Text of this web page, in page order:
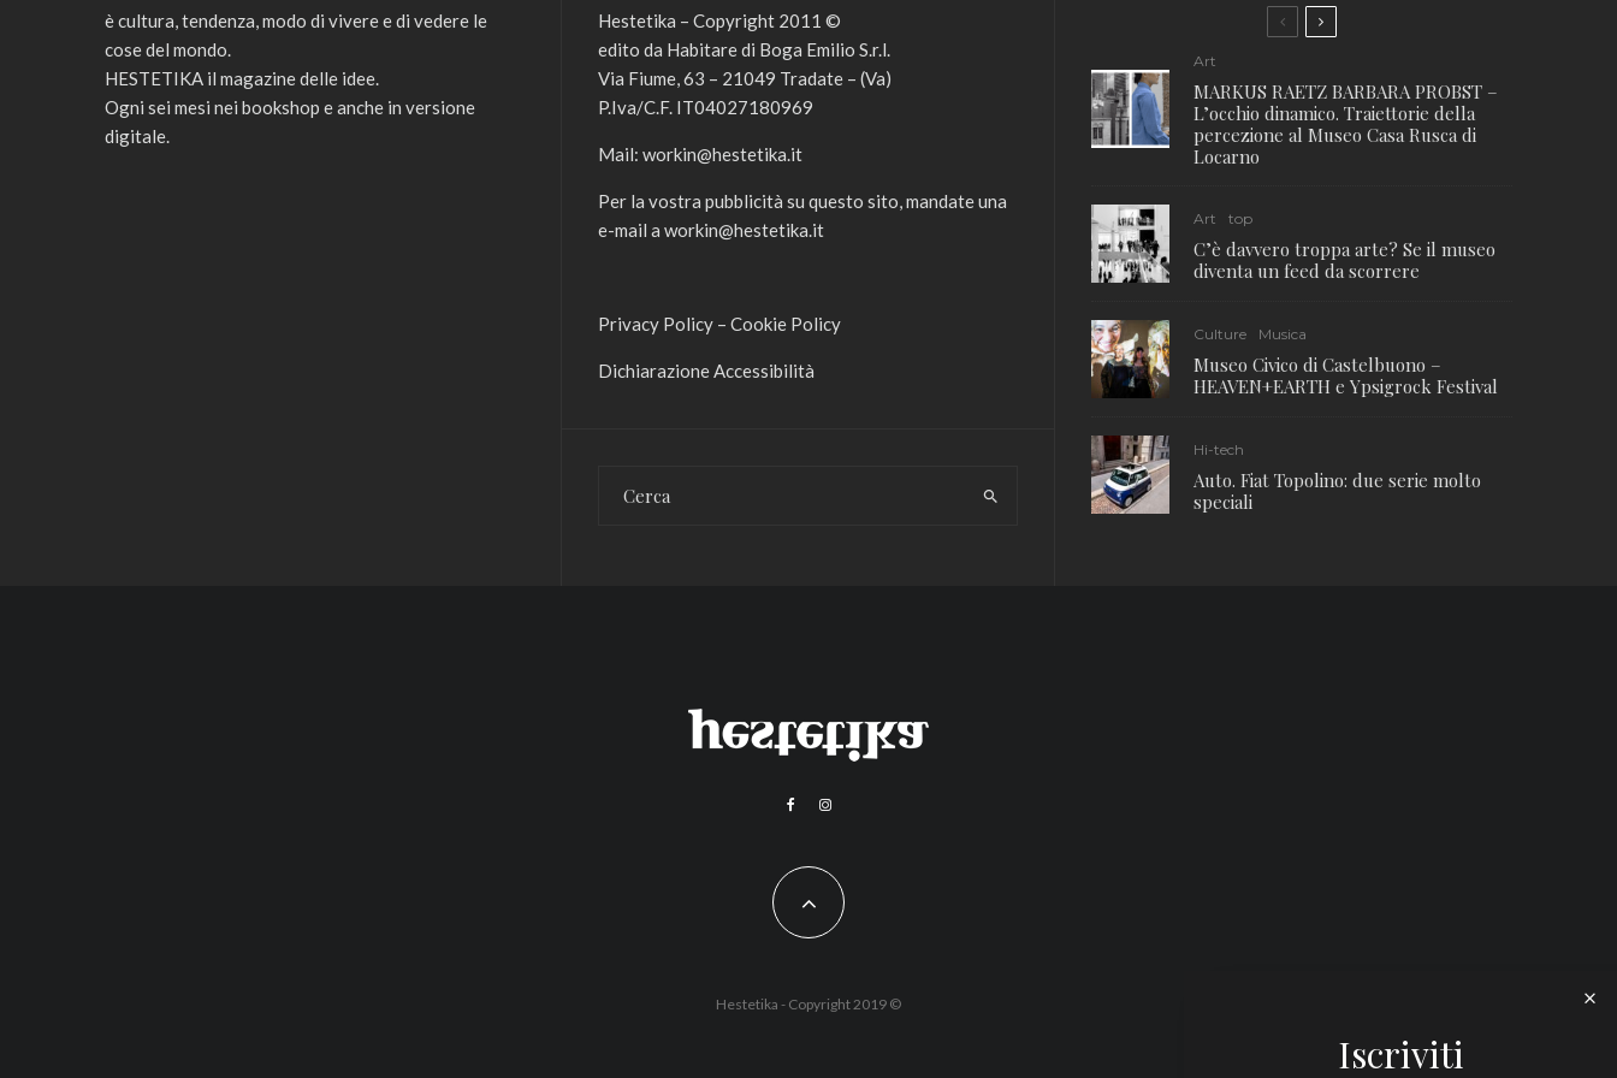
è cultura, tendenza, modo di vivere e di vedere le
cose del mondo.
HESTETIKA il magazine delle idee.
Ogni sei mesi nei bookshop e anche in versione
digitale.
Hestetika – Copyright 2011 ©
edito da Habitare di Boga Emilio S.r.l.
Via Fiume, 63 – 21049 Tradate – (Va)
P.Iva/C.F. IT04027180969
Mail: workin@hestetika.it
Per la vostra pubblicità su questo sito, mandate una
e-mail a workin@hestetika.it
Privacy Policy – Cookie Policy
Dichiarazione Accessibilità
Art
MARKUS RAETZ BARBARA PROBST –
L’occhio dinamico. Traiettorie della
percezione al Museo Casa Rusca di
Locarno
Art top
C’è davvero troppa arte? Se il museo
diventa un feed da scorrere
Culture Musica
Museo Civico di Castelbuono –
HEAVEN+EARTH e Ypsigrock Festival
Hi-tech
Auto. Fiat Topolino: due serie molto
speciali
Hestetika - Copyright 2019 ©
Iscriviti